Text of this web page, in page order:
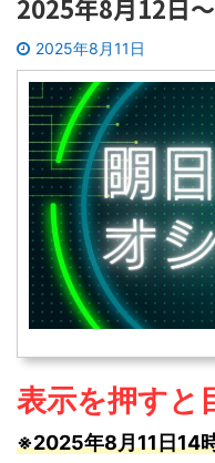
2025年8月12日
2025年8月11日
表示を押すと
※2025年8月11日14